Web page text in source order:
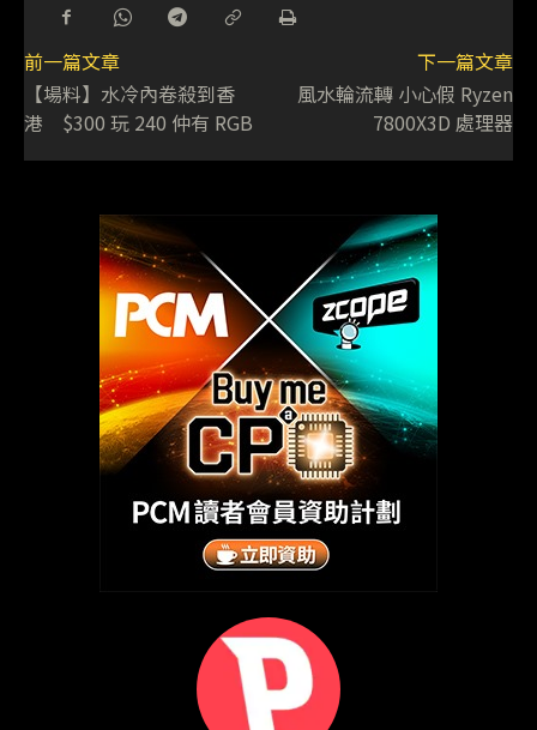
前一篇文章
【場料】水冷內卷殺到香
港 $300 玩 240 仲有 RGB
下一篇文章
風水輪流轉 小心假 Ryzen
7800X3D 處理器